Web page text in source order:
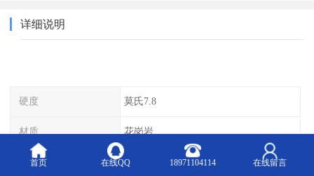
详细说明
硬度 莫氏7.8
材质 花岗岩
杂质 0.01
首页 在线QQ 18971104114 在线留言